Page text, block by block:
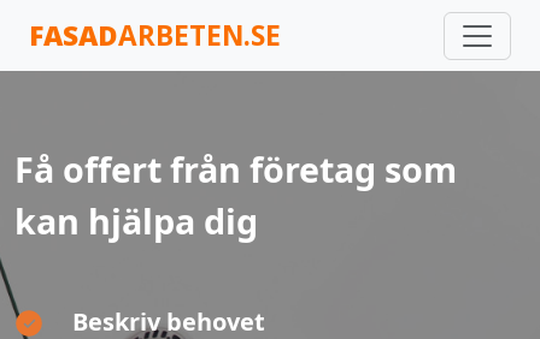
FASADARBETEN.SE
Få offert från företag som
kan hjälpa dig
Beskriv behovet